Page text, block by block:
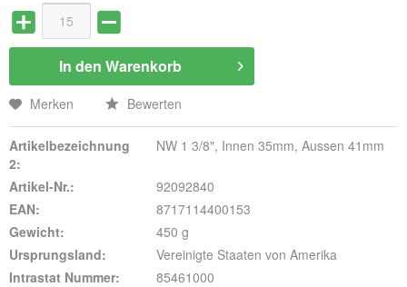
In den Warenkorb
Merken Bewerten
Artikelbezeichnung
2:
NW 1 3/8", Innen 35mm, Aussen 41mm
Artikel-Nr.:
92092840
EAN:
8717114400153
Gewicht:
450 g
Ursprungsland:
Vereinigte Staaten von Amerika
Intrastat Nummer:
85461000